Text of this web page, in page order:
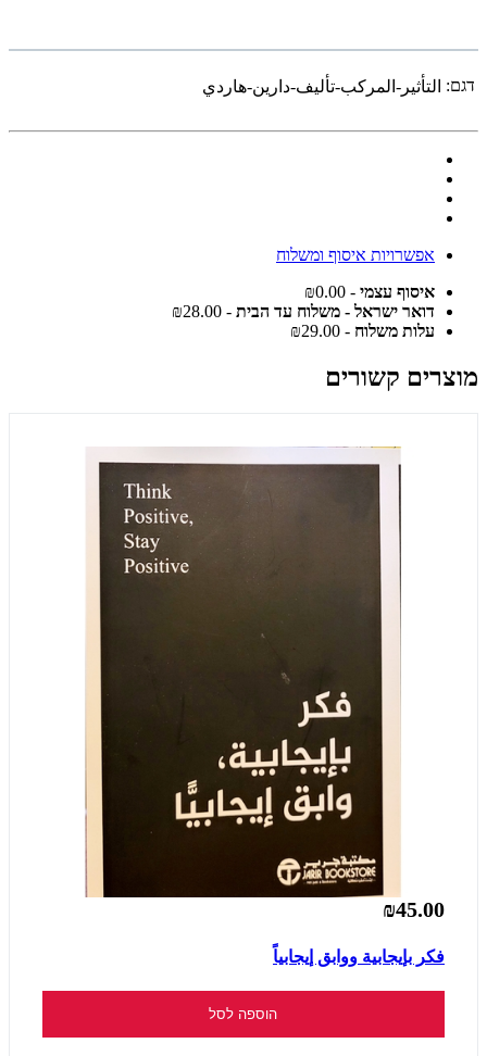
דגם: التأثير-المركب-تأليف-دارين-هاردي
אפשרויות איסוף ומשלוח
איסוף עצמי - ₪0.00
דואר ישראל - משלוח עד הבית - ₪28.00
עלות משלוח - ₪29.00
מוצרים קשורים
₪45.00
فكر بإيجابية ووابق إيجابياً
הוספה לסל